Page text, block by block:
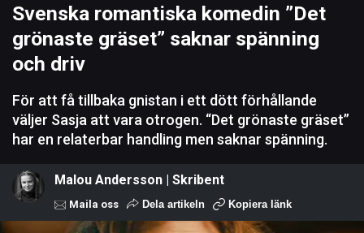
Svenska romantiska komedin ”Det
grönaste gräset” saknar spänning
och driv
För att få tillbaka gnistan i ett dött förhållande
väljer Sasja att vara otrogen. “Det grönaste gräset”
har en relaterbar handling men saknar spänning.
Malou Andersson | Skribent
Maila oss Dela artikeln Kopiera länk